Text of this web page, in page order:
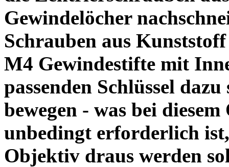
Gewindelöcher
Schrauben aus
M4 Gewindestifte mit
passenden Schlüssel
bewegen - was bei
unbedingt erforderlich
Objektiv draus